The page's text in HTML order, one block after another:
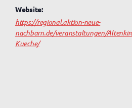
Website:
https://regional.aktion-neue-
nachbarn.de/veranstaltungen/
Kueche/